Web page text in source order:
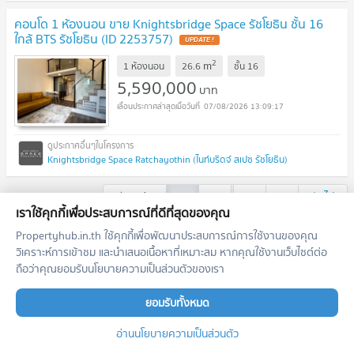
คอนโด 1 ห้องนอน ขาย Knightsbridge Space รัชโยธิน ชั้น 16
ใกล้ BTS รัชโยธิน (ID 2253757)
1 ห้องนอน 26.6 m2 ชั้น 16
5,590,000 บาท
07/08/2026 13:09:17
Knightsbridge Space Ratchayothin (ไนท์บริดจ์ สเปซ รัชโยธิน)
ก่อนหน้า 1 2 ...8 9 ถัดไป
เอเจ้นท์แนะนำประจำโครงการ
สมัครเป็นนายหน้าแนะนำในพื้นที่นี้
เพิ่มโอกาสสอบถาม รับฝาก เช่า/ขาย อสังหาฯ
ลงทะเบียนตำแหน่งนี้
เราใช้คุกกี้เพื่อประสบการณ์ที่ดีที่สุดของคุณ
Propertyhub.in.th ใช้คุกกี้เพื่อพัฒนาประสบการณ์การใช้งานของคุณ
วิเคราะห์การเข้าชม และนำเสนอเนื้อหาที่เหมาะสม หากคุณใช้งานเว็บไซต์ต่อ
ถือว่าคุณยอมรับนโยบายความเป็นส่วนตัวของเรา
ยอมรับทั้งหมด
อ่านนโยบายความเป็นส่วนตัว